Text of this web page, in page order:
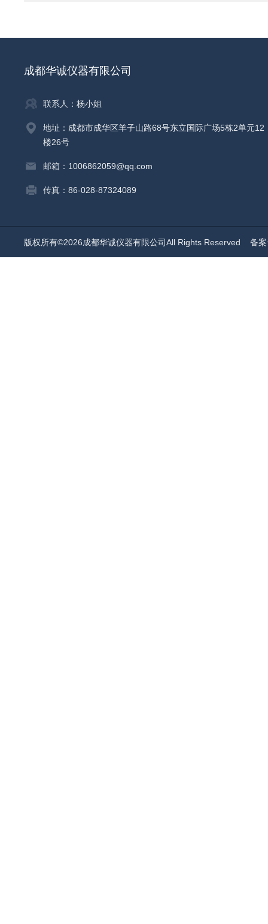
成都华诚仪器有限公司
联系人：杨小姐
地址：成都市成华区羊子山路68号东立国际广场5栋2单元12
楼26号
邮箱：1006862059@qq.com
传真：86-028-87324089
版权所有©2026成都华诚仪器有限公司All Rights Reserved 备